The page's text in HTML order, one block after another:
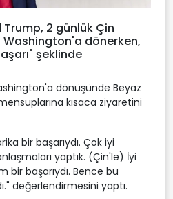
Trump, 2 günlük Çin
Washington'a dönerken,
şeklinde
dönüşünde Beyaz
kısaca ziyaretini
bir başarıydı. Çok iyi
yaptık. (Çin'le) İyi
bir başarıydı. Bence bu
değerlendirmesini yaptı.